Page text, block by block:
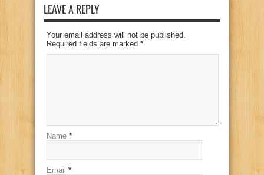
LEAVE A REPLY
Your email address will not be published.
Required fields are marked *
Name *
Email *